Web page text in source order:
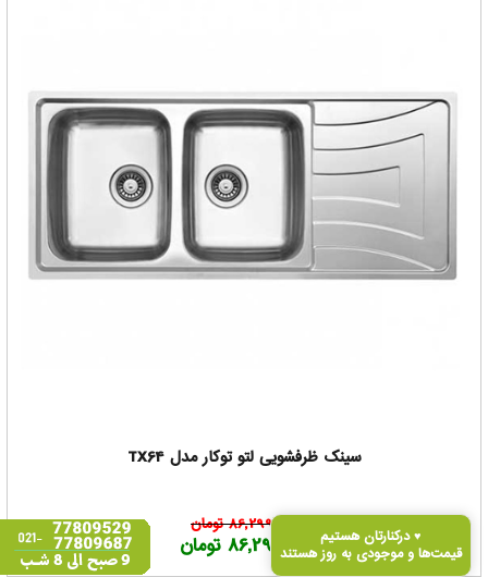
سینک ظرفشویی لتو توکار مدل TX64
86,299,000 تومان
86,299,000 تومان
درکنارتان هستیم ♥
قیمت‌ها و موجودی به‌ روز هستند